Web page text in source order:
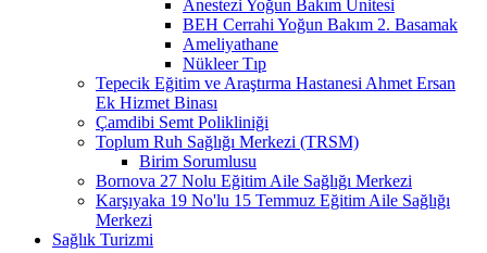
Anestezi Yoğun Bakım Ünitesi
BEH Cerrahi Yoğun Bakım 2. Basamak
Ameliyathane
Nükleer Tıp
Tepecik Eğitim ve Araştırma Hastanesi Ahmet Ersan
Ek Hizmet Binası
Çamdibi Semt Polikliniği
Toplum Ruh Sağlığı Merkezi (TRSM)
Birim Sorumlusu
Bornova 27 Nolu Eğitim Aile Sağlığı Merkezi
Karşıyaka 19 No'lu 15 Temmuz Eğitim Aile Sağlığı
Merkezi
Sağlık Turizmi